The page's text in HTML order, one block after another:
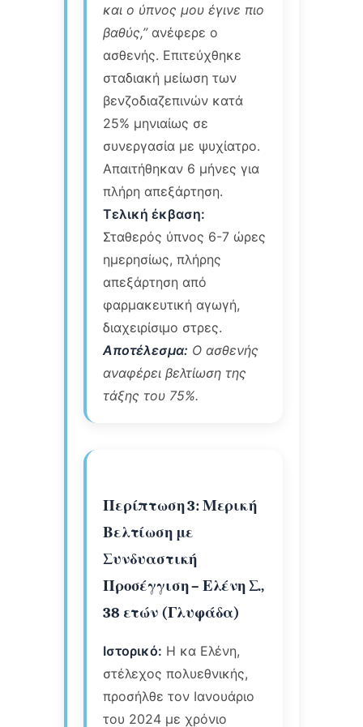
και ο ύπνος μου έγινε πιο
βαθύς,”ανέφερε ο
ασθενής. Επιτεύχθηκε
σταδιακή μείωση των
βενζοδιαζεπινών κατά
25% μηνιαίως σε
συνεργασία με ψυχίατρο.
Απαιτήθηκαν 6 μήνες για
πλήρη απεξάρτηση.
Τελική έκβαση:
Σταθερός ύπνος 6-7 ώρες
ημερησίως, πλήρης
απεξάρτηση από
φαρμακευτική αγωγή,
διαχειρίσιμο στρες.
Αποτέλεσμα: Ο ασθενής
αναφέρει βελτίωση της
τάξης του 75%.
Περίπτωση 3: Μερική
Βελτίωση με
Συνδυαστική
Προσέγγιση – Ελένη Σ.,
38 ετών (Γλυφάδα)
Ιστορικό: Η κα Ελένη,
στέλεχος πολυεθνικής,
προσήλθε τον Ιανουάριο
του 2024 με χρόνιο